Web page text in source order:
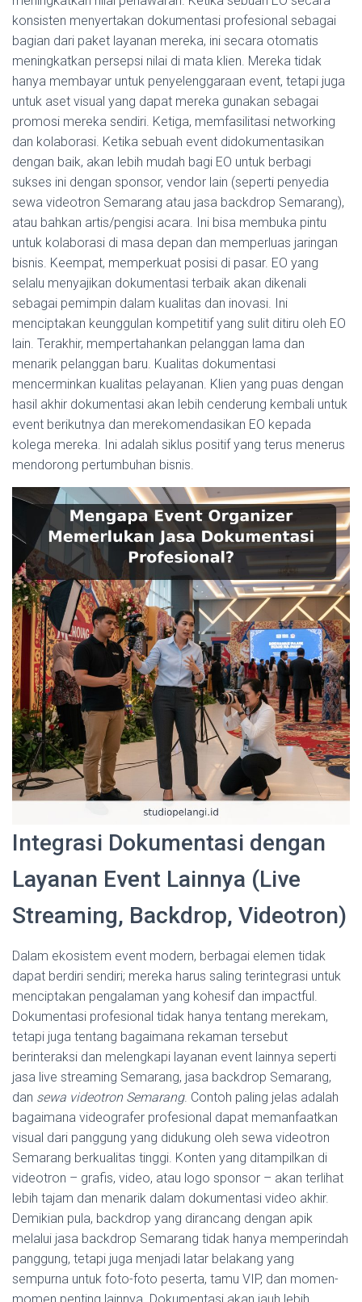
konsisten menyertakan dokumentasi profesional sebagai
bagian dari paket layanan mereka, ini secara otomatis
meningkatkan persepsi nilai di mata klien. Mereka tidak
hanya membayar untuk penyelenggaraan event, tetapi juga
untuk aset visual yang dapat mereka gunakan sebagai
promosi mereka sendiri. Ketiga, memfasilitasi networking
dan kolaborasi. Ketika sebuah event didokumentasikan
dengan baik, akan lebih mudah bagi EO untuk berbagi
sukses ini dengan sponsor, vendor lain (seperti penyedia
sewa videotron Semarang atau jasa backdrop Semarang),
atau bahkan artis/pengisi acara. Ini bisa membuka pintu
untuk kolaborasi di masa depan dan memperluas jaringan
bisnis. Keempat, memperkuat posisi di pasar. EO yang
selalu menyajikan dokumentasi terbaik akan dikenali
sebagai pemimpin dalam kualitas dan inovasi. Ini
menciptakan keunggulan kompetitif yang sulit ditiru oleh EO
lain. Terakhir, mempertahankan pelanggan lama dan
menarik pelanggan baru. Kualitas dokumentasi
mencerminkan kualitas pelayanan. Klien yang puas dengan
hasil akhir dokumentasi akan lebih cenderung kembali untuk
event berikutnya dan merekomendasikan EO kepada
kolega mereka. Ini adalah siklus positif yang terus menerus
mendorong pertumbuhan bisnis.
Integrasi Dokumentasi dengan
Layanan Event Lainnya (Live
Streaming, Backdrop, Videotron)
Dalam ekosistem event modern, berbagai elemen tidak
dapat berdiri sendiri; mereka harus saling terintegrasi untuk
menciptakan pengalaman yang kohesif dan impactful.
Dokumentasi profesional tidak hanya tentang merekam,
tetapi juga tentang bagaimana rekaman tersebut
berinteraksi dan melengkapi layanan event lainnya seperti
jasa live streaming Semarang, jasa backdrop Semarang,
dan sewa videotron Semarang. Contoh paling jelas adalah
bagaimana videografer profesional dapat memanfaatkan
visual dari panggung yang didukung oleh sewa videotron
Semarang berkualitas tinggi. Konten yang ditampilkan di
videotron – grafis, video, atau logo sponsor – akan terlihat
lebih tajam dan menarik dalam dokumentasi video akhir.
Demikian pula, backdrop yang dirancang dengan apik
melalui jasa backdrop Semarang tidak hanya memperindah
panggung, tetapi juga menjadi latar belakang yang
sempurna untuk foto-foto peserta, tamu VIP, dan momen-